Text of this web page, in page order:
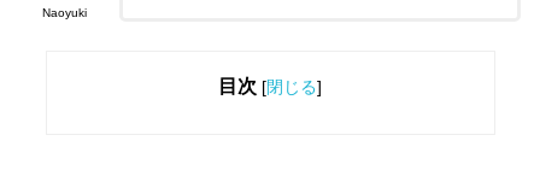
Naoyuki
目次 [閉じる]